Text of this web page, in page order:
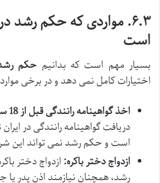
۶.۳. مواردی که حکم رشد
است
بسیار مهم است که بدانیم حکم
اختیارات کامل نمی دهد و در برخی موارد
اخذ گواهینامه رانندگی قبل از 18 سالگی:
است و حکم رشد نمی تواند این
ازدواج دختر باکره: ازدواج دختر
رشد، همچنان نیازمند اذن پدر